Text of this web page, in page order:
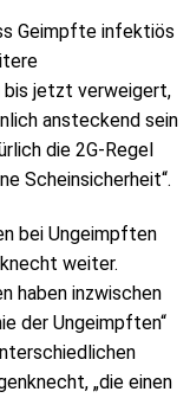
Geimpfte infektiös
bis jetzt verweigert,
ansteckend sein
die 2G-Regel
Scheinsicherheit“.
bei Ungeimpften
weiter.
haben inzwischen
der Ungeimpften“
„die einen